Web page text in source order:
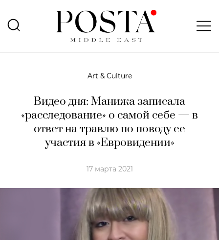
Art & Culture
Видео дня: Манижа записала
«расследование» о самой себе — в
ответ на травлю по поводу ее
участия в «Евровидении»
17 марта 2021